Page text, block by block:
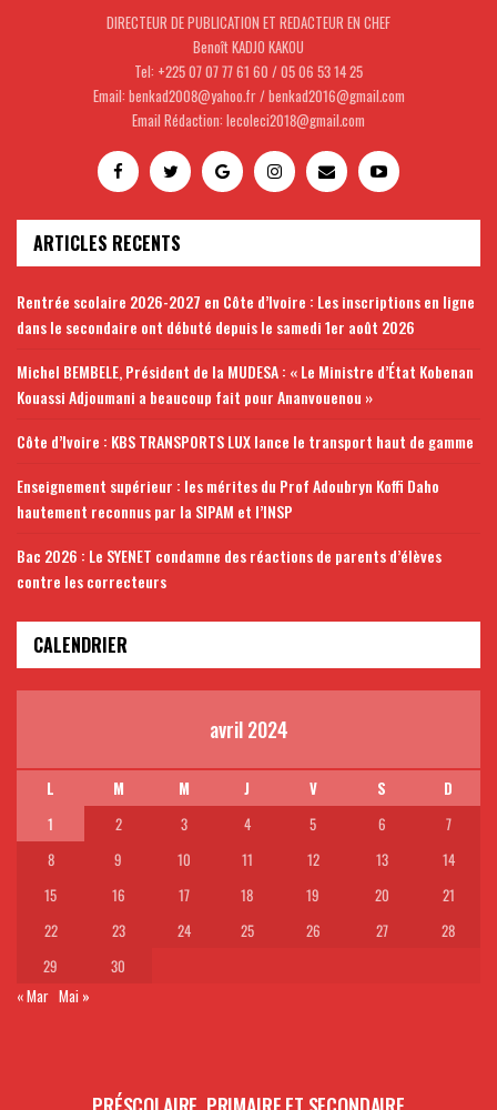
DIRECTEUR DE PUBLICATION ET REDACTEUR EN CHEF
Benoît KADJO KAKOU
Tel: +225 07 07 77 61 60 / 05 06 53 14 25
Email: benkad2008@yahoo.fr / benkad2016@gmail.com
Email Rédaction: lecoleci2018@gmail.com
ARTICLES RECENTS
Rentrée scolaire 2026-2027 en Côte d’Ivoire : Les inscriptions en ligne
dans le secondaire ont débuté depuis le samedi 1er août 2026
Michel BEMBELE, Président de la MUDESA : « Le Ministre d’État Kobenan
Kouassi Adjoumani a beaucoup fait pour Ananvouenou »
Côte d’Ivoire : KBS TRANSPORTS LUX lance le transport haut de gamme
Enseignement supérieur : les mérites du Prof Adoubryn Koffi Daho
hautement reconnus par la SIPAM et l’INSP
Bac 2026 : Le SYENET condamne des réactions de parents d’élèves
contre les correcteurs
CALENDRIER
avril 2024
L M M J V S
D
1
2 3 4 5 6
7
8
9 10 11 12 13
14
15
16 17 18 19 20
21
22
23 24 25 26 27
28
29
30
« Mar Mai »